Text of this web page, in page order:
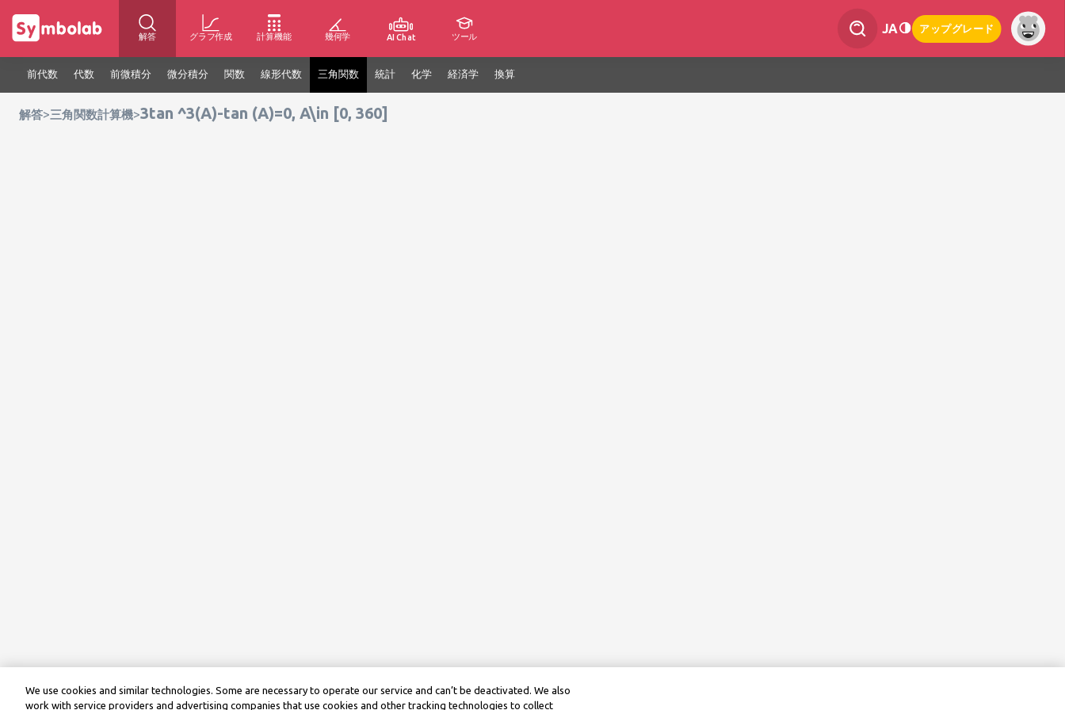
解答 グラフ作成 計算機能 幾何学 AI Chat ツール
JA アップグレード
前代数 代数 前微積分 微分積分 関数 線形代数 三角関数 統計 化学 経済学 換算
解答>三角関数計算機>3tan ^3(A)-tan (A)=0, A\in [0, 360]
We use cookies and similar technologies. Some are necessary to operate our service and can’t be deactivated. We also
work with service providers and advertising companies that use cookies and other tracking technologies to collect